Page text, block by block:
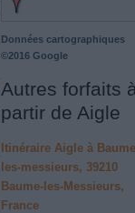
Données cartographiques
©2016 Google
Autres forfaits
partir de Aigle
Itinéraire Aigle à
les-messieurs, 39210
Baume-les-Messieurs,
France